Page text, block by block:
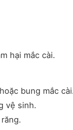
hại mắc cài.
bung mắc
vệ sinh.